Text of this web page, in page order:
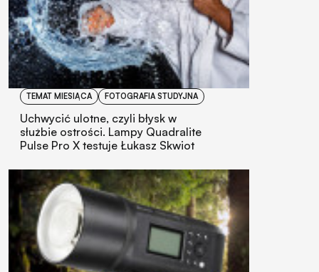
TEMAT MIESIĄCA FOTOGRAFIA STUDYJNA
Uchwycić ulotne, czyli błysk w
służbie ostrości. Lampy Quadralite
Pulse Pro X testuje Łukasz Skwiot